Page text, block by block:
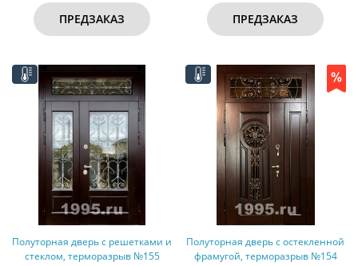
ПРЕДЗАКАЗ ПРЕДЗАКАЗ
Полуторная дверь с решетками и
стеклом, терморазрыв №155
Полуторная дверь с остекленной
фрамугой, терморазрыв №154